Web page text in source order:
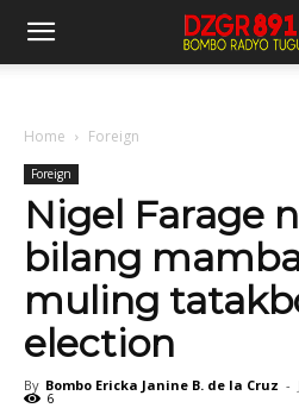
Home Foreign
Foreign
Nigel Farage
bilang
muling
election
By Bombo Ericka Janine B. de la Cruz -
6